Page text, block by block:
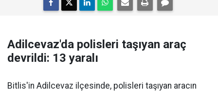
Adilcevaz'da polisleri taşıyan araç
devrildi: 13 yaralı
​Bitlis'in Adilcevaz ilçesinde, polisleri taşıyan aracın